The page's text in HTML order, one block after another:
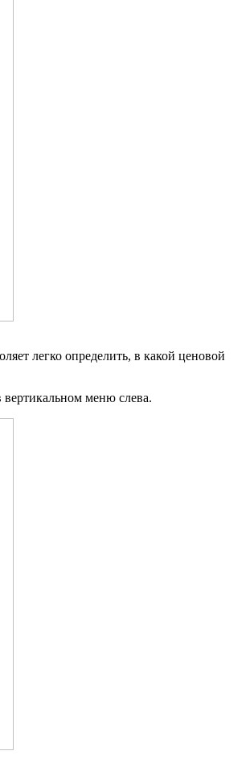
легко определить, в какой ценовой
меню слева.